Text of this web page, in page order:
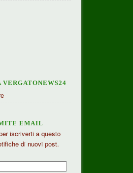
EMAIL
iscriverti a questo
di nuovi post.